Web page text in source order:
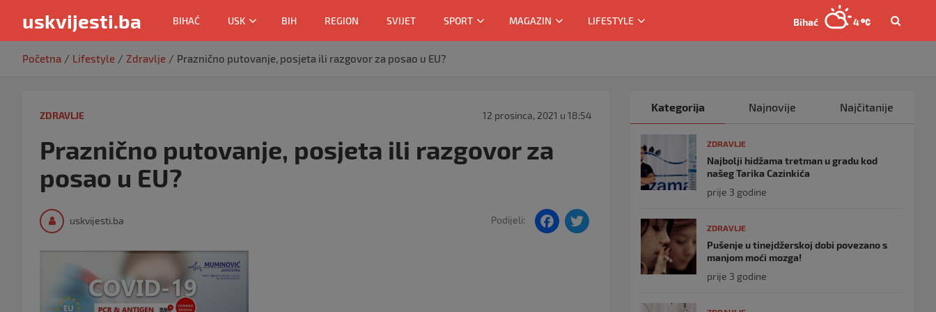
uskvijesti.ba BIHAĆ USK BIH REGION SVIJET SPORT MAGAZIN LIFESTYLE Bihać 4
Početna Lifestyle Zdravlje Praznično putovanje, posjeta ili razgovor za posao u EU?
ZDRAVLJE 12 prosinca, 2021 u 18:54
Praznično putovanje, posjeta ili razgovor za
posao u EU?
uskvijesti.ba Podijeli:
F
Kategorija Najnovije Najčitanije
ZDRAVLJE
Najbolji hidžama tretman u gradu kod
našeg Tarika Cazinkića
prije 3 godine
ZDRAVLJE
Pušenje u tinejdžerskoj dobi povezano s
manjom moći mozga!
prije 3 godine